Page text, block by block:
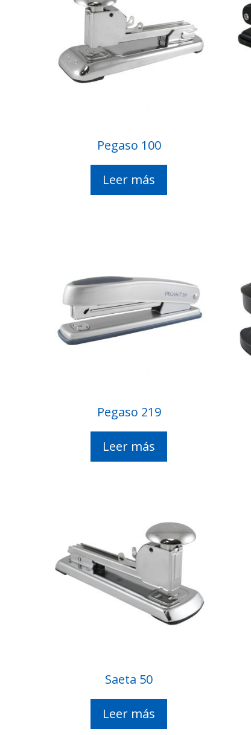
Pegaso 100
Leer más
Pegaso 219
Leer más
Saeta 50
Leer más